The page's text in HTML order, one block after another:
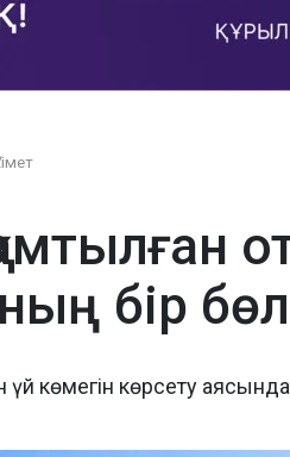
бір
үй көмегін көрсету